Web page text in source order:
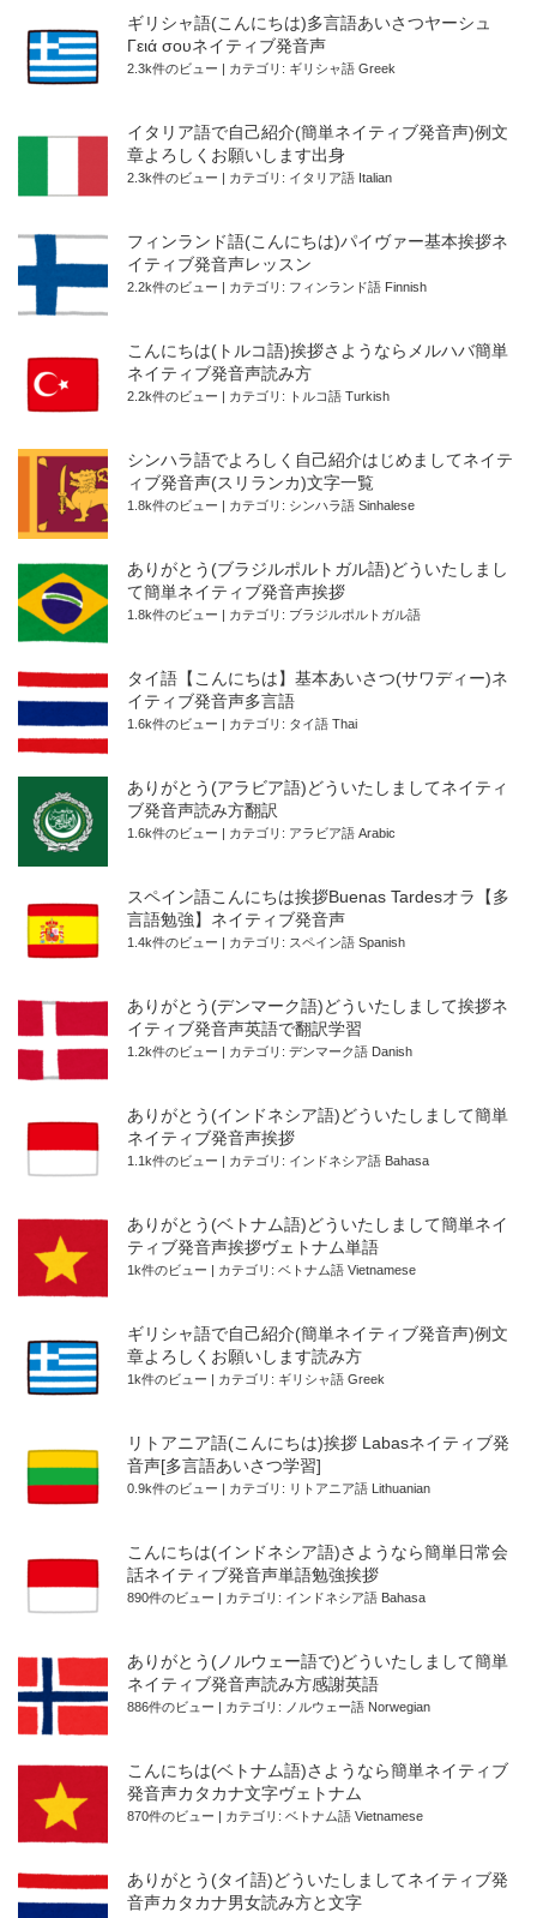
ギリシャ語(こんにちは)多言語あいさつヤーシュ
Γειά σουネイティブ発音声
2.3k件のビュー カテゴリ: ギリシャ語 Greek
イタリア語で自己紹介(簡単ネイティブ発音声)例文
章よろしくお願いします出身
2.3k件のビュー カテゴリ: イタリア語 Italian
フィンランド語(こんにちは)パイヴァー基本挨拶ネ
イティブ発音声レッスン
2.2k件のビュー カテゴリ: フィンランド語 Finnish
こんにちは(トルコ語)挨拶さようならメルハバ簡単
ネイティブ発音声読み方
2.2k件のビュー カテゴリ: トルコ語 Turkish
シンハラ語でよろしく自己紹介はじめましてネイテ
ィブ発音声(スリランカ)文字一覧
1.8k件のビュー カテゴリ: シンハラ語 Sinhalese
ありがとう(ブラジルポルトガル語)どういたしまし
て簡単ネイティブ発音声挨拶
1.8k件のビュー カテゴリ: ブラジルポルトガル語
タイ語【こんにちは】基本あいさつ(サワディー)ネ
イティブ発音声多言語
1.6k件のビュー カテゴリ: タイ語 Thai
ありがとう(アラビア語)どういたしましてネイティ
ブ発音声読み方翻訳
1.6k件のビュー カテゴリ: アラビア語 Arabic
スペイン語こんにちは挨拶Buenas Tardesオラ【多
言語勉強】ネイティブ発音声
1.4k件のビュー カテゴリ: スペイン語 Spanish
ありがとう(デンマーク語)どういたしまして挨拶ネ
イティブ発音声英語で翻訳学習
1.2k件のビュー カテゴリ: デンマーク語 Danish
ありがとう(インドネシア語)どういたしまして簡単
ネイティブ発音声挨拶
1.1k件のビュー カテゴリ: インドネシア語 Bahasa
ありがとう(ベトナム語)どういたしまして簡単ネイ
ティブ発音声挨拶ヴェトナム単語
1k件のビュー カテゴリ: ベトナム語 Vietnamese
ギリシャ語で自己紹介(簡単ネイティブ発音声)例文
章よろしくお願いします読み方
1k件のビュー カテゴリ: ギリシャ語 Greek
リトアニア語(こんにちは)挨拶 Labasネイティブ発
音声[多言語あいさつ学習]
0.9k件のビュー カテゴリ: リトアニア語 Lithuanian
こんにちは(インドネシア語)さようなら簡単日常会
話ネイティブ発音声単語勉強挨拶
890件のビュー カテゴリ: インドネシア語 Bahasa
ありがとう(ノルウェー語で)どういたしまして簡単
ネイティブ発音声読み方感謝英語
886件のビュー カテゴリ: ノルウェー語 Norwegian
こんにちは(ベトナム語)さようなら簡単ネイティブ
発音声カタカナ文字ヴェトナム
870件のビュー カテゴリ: ベトナム語 Vietnamese
ありがとう(タイ語)どういたしましてネイティブ発
音声カタカナ男女読み方と文字